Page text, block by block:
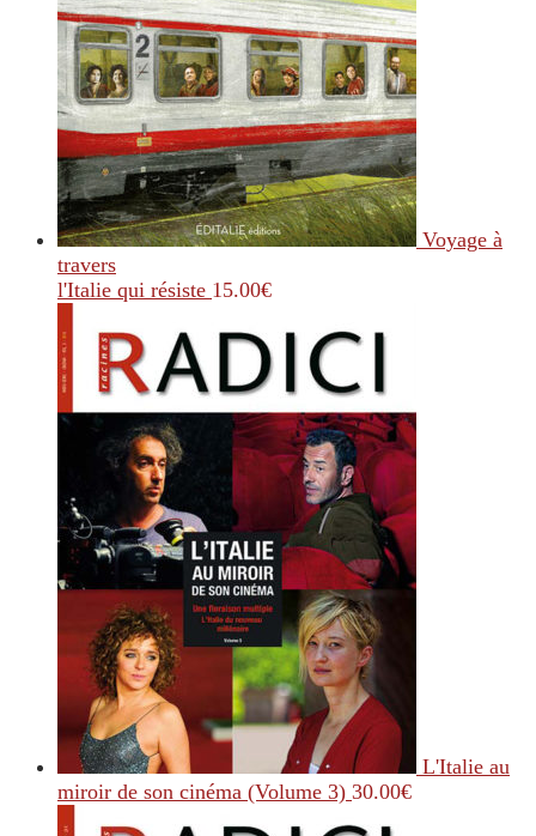
Voyage à
travers
l'Italie qui résiste 15.00€
L'Italie au
miroir de son cinéma (Volume 3) 30.00€